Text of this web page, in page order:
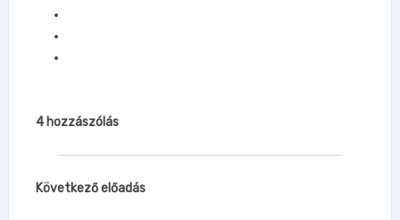
4hozzászólás
Következő előadás